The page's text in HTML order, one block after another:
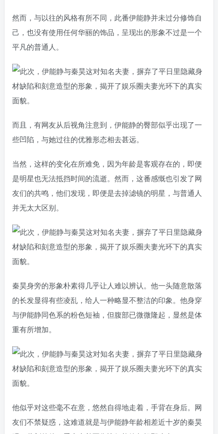
然而，与以往的风格有所不同，此番伊能静并未过分修饰自
己，也没有使用任何华丽的饰品，呈现出的形象不过是一个
平凡的普通人。
而且，有网友从后视角注意到，伊能静的臀部似乎出现了一
些凹陷，与她过往的优雅形态相去甚远。
当然，这样的变化在所难免，因为年龄是客观存在的，即便
是明星也无法抵挡时间的流逝。然而，这番感慨也引发了网
友们的共鸣，他们发现，即便是去掉滤镜的明星，与普通人
并无太大区别。
秦昊身旁的形象朴素得几乎让人难以辨认。他一头随意散落
的长发显得有些凌乱，给人一种略显不整洁的印象。他身穿
与伊能静同色系的粉色短袖，但腹部已微微隆起，显然是体
重有所增加。
他似乎对这些毫不在意，悠然自得地走着，手背在身后。网
友们不禁疑惑，这难道就是与伊能静年龄相差近十岁的秦昊